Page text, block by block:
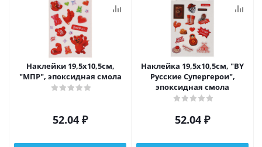
Наклейки 19,5х10,5см,
"МПР", эпоксидная смола
52.04 ₽
Наклейка 19,5х10,5см, "BY
Русские Супергерои",
эпоксидная смола
52.04 ₽